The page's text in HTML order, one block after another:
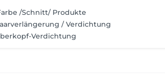
/Schnitt/ Produkte
/ Verdichtung
Verdichtung